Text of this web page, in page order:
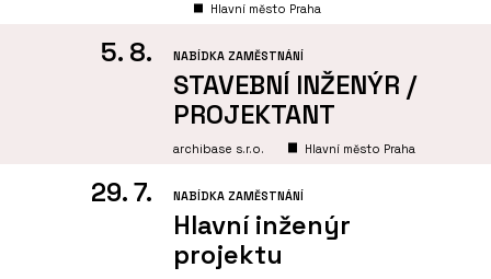
Hlavní město Praha
5. 8. NABÍDKA ZAMĚSTNÁNÍ
STAVEBNÍ INŽENÝR /
PROJEKTANT
archibase s.r.o. Hlavní město Praha
29. 7. NABÍDKA ZAMĚSTNÁNÍ
Hlavní inženýr
projektu